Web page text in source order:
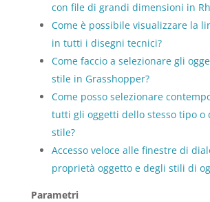
con file di grandi dimensioni in
Come è possibile visualizzare la
in tutti i disegni tecnici?
Come faccio a selezionare gli
stile in Grasshopper?
Come posso selezionare
tutti gli oggetti dello stesso tipo o
stile?
Accesso veloce alle finestre di
proprietà oggetto e degli stili di
Parametri